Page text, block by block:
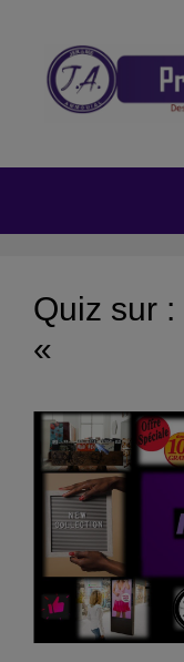
contenu
Quiz sur :
«